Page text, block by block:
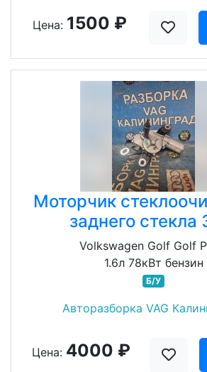
Цена: 1500 ₽
Моторчик
заднего стекла
Volkswagen Golf Golf
1.6л 78кВт бензин
Б/У
Авторазборка VAG
Цена: 4000 ₽